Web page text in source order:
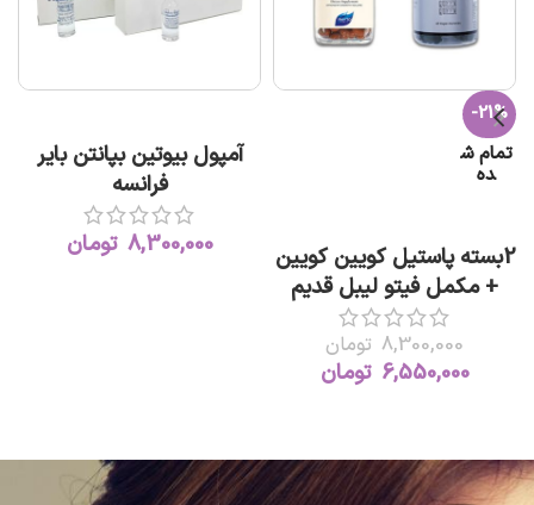
-21%
تمام ش
ده
2بسته پاستیل کویین کویین
+ مکمل فیتو لیبل قدیم
8,300,000 تومان
6,550,000 تومان
آمپول بیوتین بپانتن بایر
فرانسه
8,300,000 تومان